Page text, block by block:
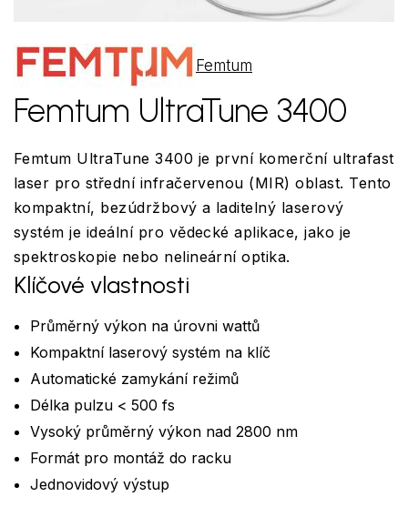
Femtum
Femtum UltraTune 3400
Femtum UltraTune 3400 je první komerční ultrafast
laser pro střední infračervenou (MIR) oblast. Tento
kompaktní, bezúdržbový a laditelný laserový
systém je ideální pro vědecké aplikace, jako je
spektroskopie nebo nelineární optika.
Klíčové vlastnosti
Průměrný výkon na úrovni wattů
Kompaktní laserový systém na klíč
Automatické zamykání režimů
Délka pulzu < 500 fs
Vysoký průměrný výkon nad 2800 nm
Formát pro montáž do racku
Jednovidový výstup